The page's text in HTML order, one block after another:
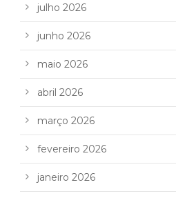
julho 2026
junho 2026
maio 2026
abril 2026
março 2026
fevereiro 2026
janeiro 2026